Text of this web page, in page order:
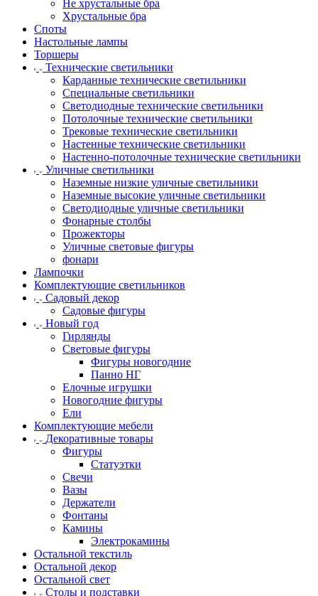
Не хрустальные бра
Хрустальные бра
Споты
Настольные лампы
Торшеры
Технические светильники
Карданные технические светильники
Специальные светильники
Светодиодные технические светильники
Потолочные технические светильники
Трековые технические светильники
Настенные технические светильники
Настенно-потолочные технические светильники
Уличные светильники
Наземные низкие уличные светильники
Наземные высокие уличные светильники
Светодиодные уличные светильники
Фонарные столбы
Прожекторы
Уличные световые фигуры
фонари
Лампочки
Комплектующие светильников
Садовый декор
Садовые фигуры
Новый год
Гирлянды
Световые фигуры
Фигуры новогодние
Панно НГ
Елочные игрушки
Новогодние фигуры
Ели
Комплектующие мебели
Декоративные товары
Фигуры
Статуэтки
Свечи
Вазы
Держатели
Фонтаны
Камины
Электрокамины
Остальной текстиль
Остальной декор
Остальной свет
Столы и подставки